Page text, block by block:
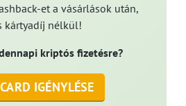
et a vásárlások után,
kártyadíj nélkül!
kriptós fizetésre?
IGÉNYLÉSE